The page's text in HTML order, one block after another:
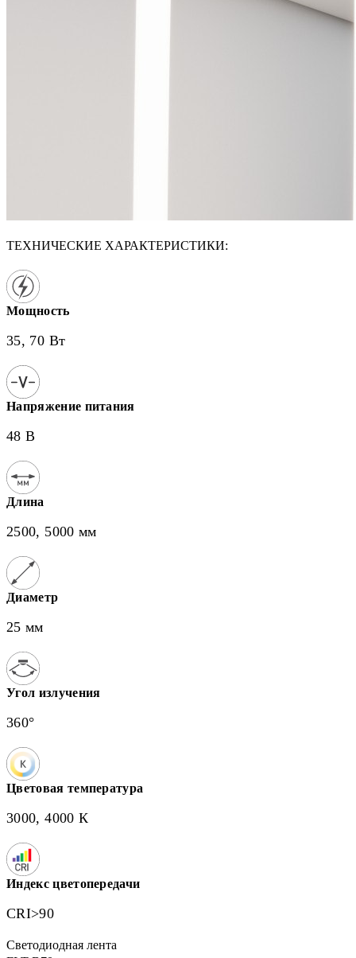
ТЕХНИЧЕСКИЕ ХАРАКТЕРИСТИКИ:
Мощность
35, 70 Вт
Напряжение питания
48 В
Длина
2500, 5000 мм
Диаметр
25 мм
Угол излучения
360°
Цветовая температура
3000, 4000 К
Индекс цветопередачи
CRI>90
Светодиодная лента